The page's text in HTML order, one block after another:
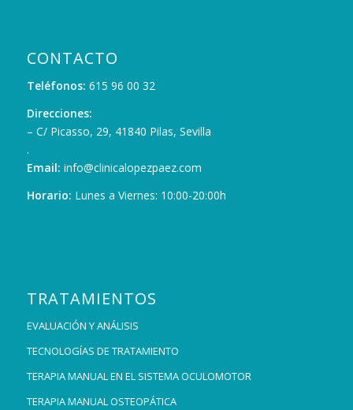
CONTACTO
Teléfonos: 615 96 00 32
Direcciones:
– C/ Picasso, 29, 41840 Pilas, Sevilla
.
Email: info@clinicalopezpaez.com
Horario: Lunes a Viernes: 10:00-20:00h
TRATAMIENTOS
EVALUACIÓN Y ANÁLISIS
TECNOLOGÍAS DE TRATAMIENTO
TERAPIA MANUAL EN EL SISTEMA OCULOMOTOR
TERAPIA MANUAL OSTEOPÁTICA